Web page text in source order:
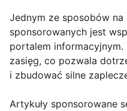
Jednym ze sposobów
sponsorowanych jest
portalem
zasięg, co pozwala
i zbudować silne
Artykuły sponsorowane